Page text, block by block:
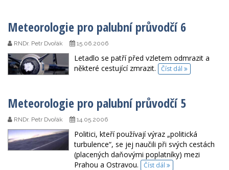
Meteorologie pro palubní průvodčí 6
RNDr. Petr Dvořák 15.06.2006
Letadlo se patří před vzletem odmrazit a
některé cestující zmrazit.
Číst dál
Meteorologie pro palubní průvodčí 5
RNDr. Petr Dvořák 14.05.2006
Politici, kteří používají výraz „politická
turbulence“, se jej naučili při svých cestách
(placených daňovými poplatníky) mezi
Prahou a Ostravou.
Číst dál